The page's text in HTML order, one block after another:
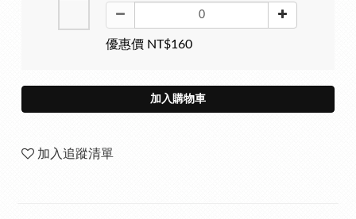
優惠價 NT$160
加入購物車
加入追蹤清單